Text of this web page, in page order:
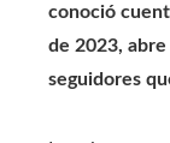
conoció
de 2023,
seguidores